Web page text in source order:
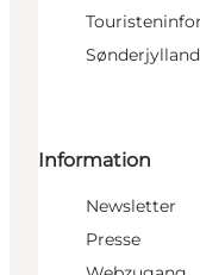
Information
Newsletter
Presse